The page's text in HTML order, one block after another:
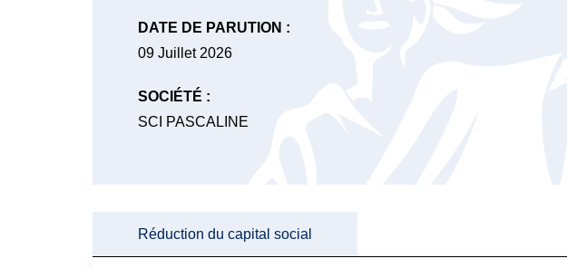
DATE DE PARUTION :
09 Juillet 2026
SOCIÉTÉ :
SCI PASCALINE
Réduction du capital social